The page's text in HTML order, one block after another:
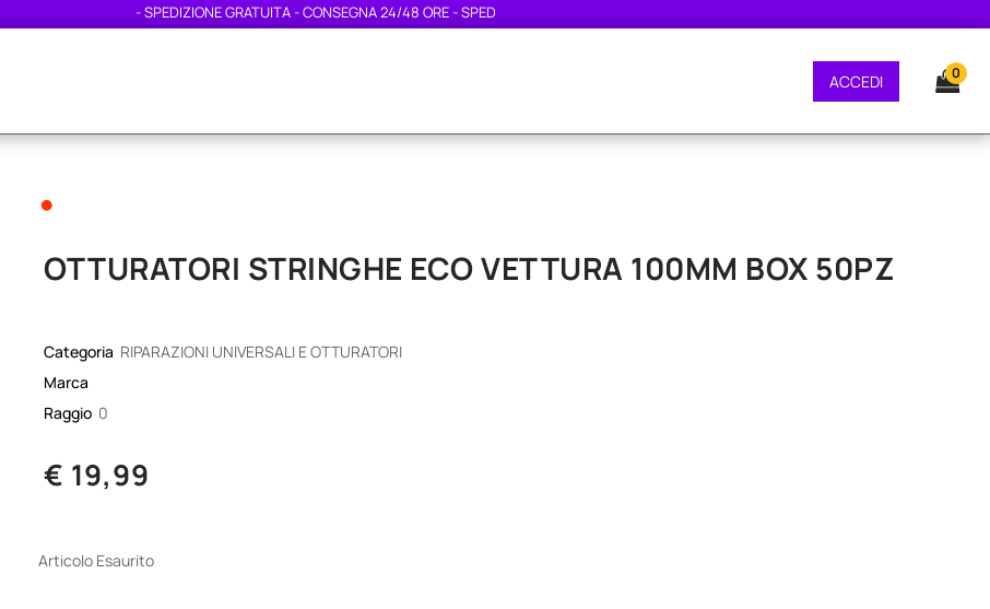
- SPEDIZIONE GRATUITA - CONSEGNA 24/48 ORE - SPEDIZIONE GRATUITA - CONSEGNA 24/48 ORE - SPEDIZIONE GRATUITA -
ACCEDI 0
•
OTTURATORI STRINGHE ECO VETTURA 100MM BOX 50PZ
Categoria RIPARAZIONI UNIVERSALI E OTTURATORI
Marca
Raggio 0
€ 19,99
Articolo Esaurito